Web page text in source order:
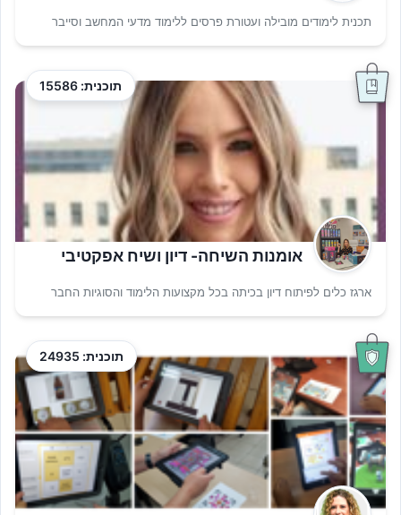
תכנית לימודים מובילה ועטורת פרסים ללימוד מדעי המחשב וסייבר
תוכנית: 15586
אומנות השיחה- דיון ושיח אפקטיבי
ארגז כלים לפיתוח דיון בכיתה בכל מקצועות הלימוד והסוגיות החבר
תוכנית: 24935